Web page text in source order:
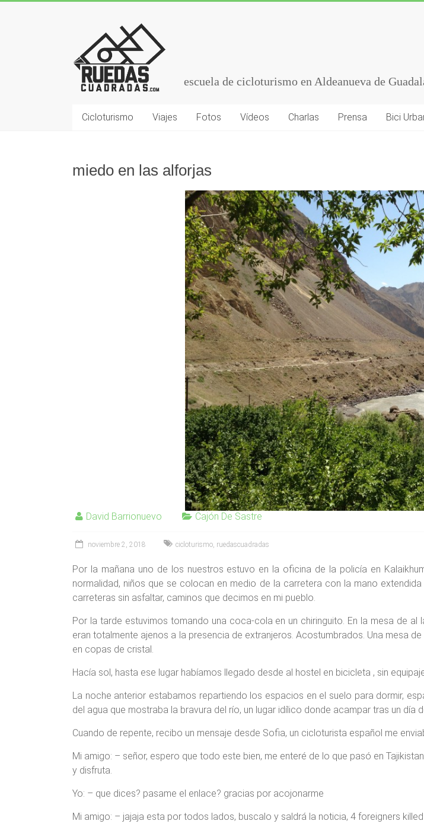
escuela de cicloturismo en Aldeanueva de
Cicloturismo Viajes Fotos Vídeos Charlas Prensa Bici
miedo en las alforjas
David Barrionuevo Cajón De Sastre
noviembre 2, 2018 cicloturismo, ruedascuadradas
Por la mañana uno de los nuestros estuvo en la oficina de la policía en
normalidad, niños que se colocan en medio de la carretera con la mano
carreteras sin asfaltar, caminos que decimos en mi pueblo.
Por la tarde estuvimos tomando una coca-cola en un chiringuito. En la mesa de
eran totalmente ajenos a la presencia de extranjeros. Acostumbrados. Una mesa
en copas de cristal.
Hacía sol, hasta ese lugar habíamos llegado desde al hostel en bicicleta , sin
La noche anterior estabamos repartiendo los espacios en el suelo para dormir,
del agua que mostraba la bravura del río, un lugar idílico donde acampar tras un
Cuando de repente, recibo un mensaje desde Sofia, un cicloturista español me
Mi amigo: – señor, espero que todo este bien, me enteré de lo que pasó en
y disfruta.
Yo: – que dices? pasame el enlace? gracias por acojonarme
Mi amigo: – jajaja esta por todos lados, buscalo y saldrá la noticia, 4 foreigners